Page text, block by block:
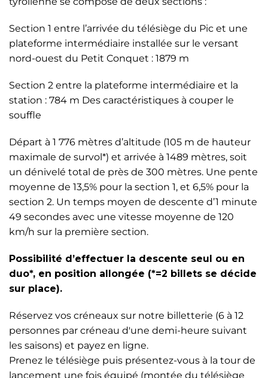
Section 1 entre l’arrivée du télésiège du Pic et une
plateforme intermédiaire installée sur le versant
nord-ouest du Petit Conquet : 1879 m
Section 2 entre la plateforme intermédiaire et la
station : 784 m Des caractéristiques à couper le
souffle
Départ à 1 776 mètres d’altitude (105 m de hauteur
maximale de survol*) et arrivée à 1489 mètres, soit
un dénivelé total de près de 300 mètres. Une pente
moyenne de 13,5% pour la section 1, et 6,5% pour la
section 2. Un temps moyen de descente d’1 minute
49 secondes avec une vitesse moyenne de 120
km/h sur la première section.
Possibilité d’effectuer la descente seul ou en
duo*, en position allongée (*=2 billets se décide
sur place).
Réservez vos créneaux sur notre billetterie (6 à 12
personnes par créneau d'une demi-heure suivant
les saisons) et payez en ligne.
Prenez le télésiège puis présentez-vous à la tour de
lancement une fois équipé (montée du télésiège